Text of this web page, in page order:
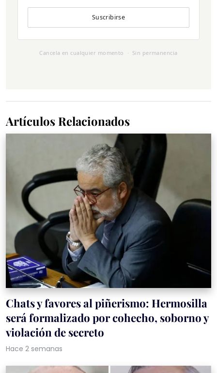
Suscribirse
Cancela en cualquier momento · Sin permanencia
Artículos Relacionados
Chats y favores al piñerismo: Hermosilla
será formalizado por cohecho, soborno y
violación de secreto
Hace 2 semanas